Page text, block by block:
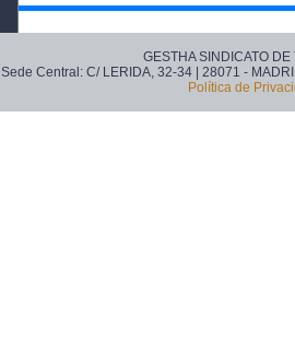
GESTHA SINDICATO
Sede Central: C/ LERIDA, 32-34 | 28071 -
Política de